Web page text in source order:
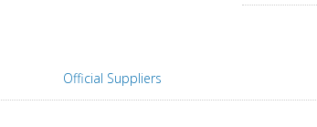
Official Suppliers